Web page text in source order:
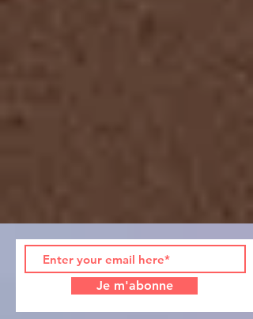
Je m'abonne